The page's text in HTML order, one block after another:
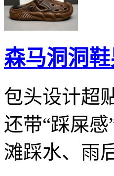
森马洞洞
包头设计超
还带“踩屎
滩踩水、雨